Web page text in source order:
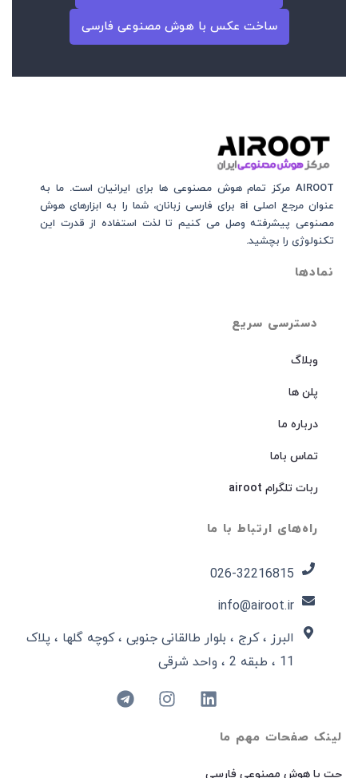
ساخت عکس با هوش مصنوعی فارسی
لینک صفحات مهم ما
چت با هوش مصنوعی فارسی
دسترسی سریع
وبلاگ
پلن ها
درباره ما
تماس باما
ربات تلگرام airoot
راه‌های ارتباط با ما
026-32216815​
info@airoot.ir
البرز ، کرج ، بلوار طالقانی جنوبی ، کوچه گلها ، پلاک
11 ، طبقه 2 ، واحد شرقی
AIROOT مرکز تمام هوش مصنوعی‌‌‌ ها برای ایرانیان است. ما به
عنوان مرجع اصلی ai برای فارسی زبانان، شما را به ابزارهای هوش
مصنوعی پیشرفته وصل می کنیم تا لذت استفاده از قدرت این
تکنولوژی را بچشید.
نمادها